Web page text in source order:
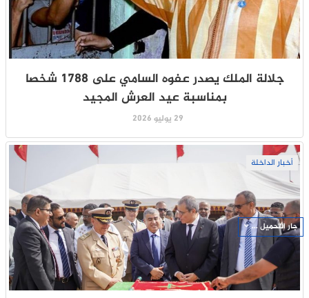
جلالة الملك يصدر عفوه السامي على 1788 شخصا
بمناسبة عيد العرش المجيد
29 يوليو 2026
أخبار الداخلة
جار التحميل ...